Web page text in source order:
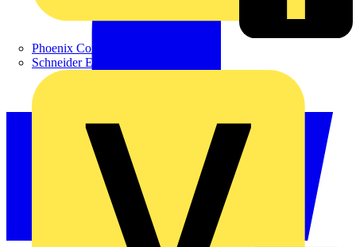
Phoenix Contact
Schneider Electric